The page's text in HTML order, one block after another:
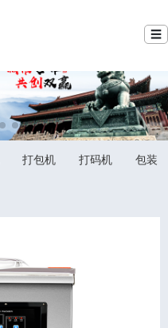
☰
打包机 打码机
包装